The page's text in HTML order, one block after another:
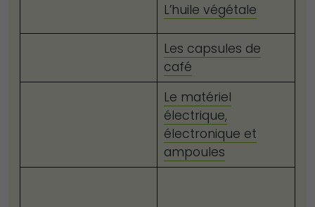
L’huile végétale
Les capsules de
café
Le matériel
électrique,
électronique et
ampoules